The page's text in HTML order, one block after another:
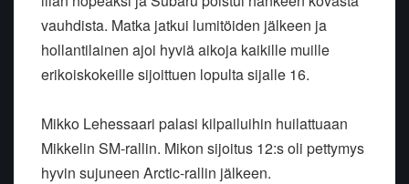
vauhdista. Matka jatkui lumitöiden jälkeen ja
hollantilainen ajoi hyviä aikoja kaikille muille
erikoiskokeille sijoittuen lopulta sijalle 16.
Mikko Lehessaari palasi kilpailuihin huilattuaan
Mikkelin SM-rallin. Mikon sijoitus 12:s oli pettymys
hyvin sujuneen Arctic-rallin jälkeen.